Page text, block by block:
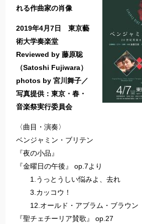
れる作曲家の肖像
2019年4月7日 東京藝
術大学奏楽堂
Reviewed by 藤原聡
（Satoshi Fujiwara）
photos by 宮川舞子／
写真提供：東京・春・
音楽祭実行委員会
〈曲目・演奏〉
ベンジャミン・ブリテン
『夜の小品』
『金曜日の午後』 op.7より
1.うっとうしい悩みよ、去れ
3.カッコウ！
12.オールド・アブラム・ブラウン
『聖チェチーリア賛歌』 op.27